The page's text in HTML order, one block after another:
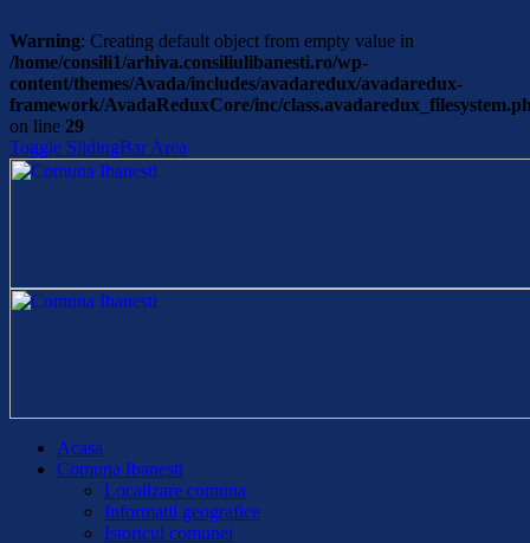
Warning: Creating default object from empty value in
/home/consili1/arhiva.consiliulibanesti.ro/wp-
content/themes/Avada/includes/avadaredux/avadaredux-
framework/AvadaReduxCore/inc/
on line 29
Toggle SlidingBar Area
Acasa
Comuna Ibanesti
Localizare comuna
Informatii geografice
Istoricul comunei